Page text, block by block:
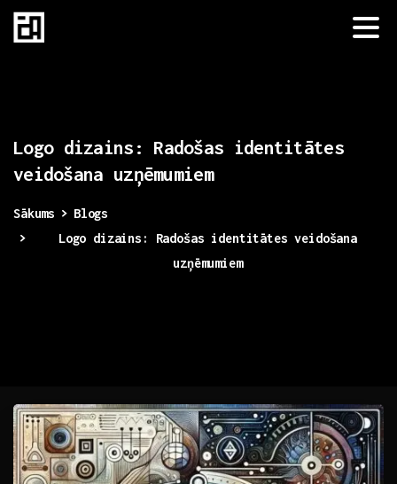
Logo dizains: Radošas identitātes
veidošana uzņēmumiem
Sākums
Blogs
Logo dizains: Radošas identitātes veidošana
uzņēmumiem